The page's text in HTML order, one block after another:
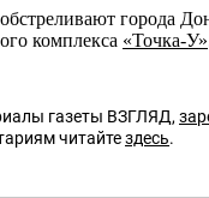
города
комплекса «Точка-У»
газеты ВЗГЛЯД,
читайтездесь.